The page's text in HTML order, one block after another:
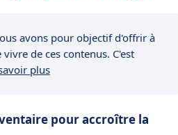
avons pour objectif d'offrir à
de ces contenus. C'est
plus
pour accroître la